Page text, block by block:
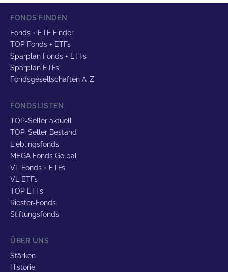
FONDS FINDEN
Fonds + ETF Finder
TOP Fonds + ETFs
Sparplan Fonds + ETFs
Sparplan ETFs
Fondsgesellschaften A-Z
FONDSLISTEN
TOP-Seller aktuell
TOP-Seller Bestand
Lieblingsfonds
MEGA Fonds Golbal
VL Fonds + ETFs
VL ETFs
TOP ETFs
Riester-Fonds
Stiftungsfonds
ÜBER UNS
Stärken
Historie